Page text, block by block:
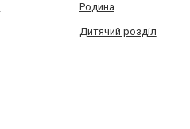
Родина
Дитячий розділ